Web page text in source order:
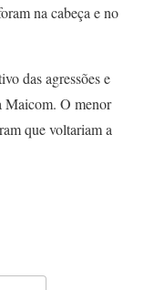
na cabeça e no
das agressões e
Maicom. O menor
que voltariam a